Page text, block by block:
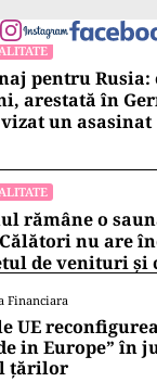
pentru Rusia:
arestată în
un asasinat
rămâne o
Călători nu are
de venituri și
Financiara
UE
in Europe” în
țărilor